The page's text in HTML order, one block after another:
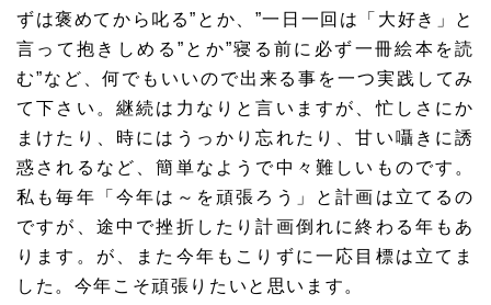
ずは褒めてから叱る”とか、”一日一回は「大好き」と
言って抱きしめる”とか”寝る前に必ず一冊絵本を読
む”など、何でもいいので出来る事を一つ実践してみ
て下さい。継続は力なりと言いますが、忙しさにか
まけたり、時にはうっかり忘れたり、甘い囁きに誘
惑されるなど、簡単なようで中々難しいものです。
私も毎年「今年は～を頑張ろう」と計画は立てるの
ですが、途中で挫折したり計画倒れに終わる年もあ
ります。が、また今年もこりずに一応目標は立てま
した。今年こそ頑張りたいと思います。